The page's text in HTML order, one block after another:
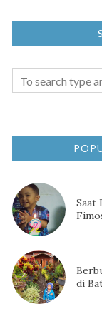
Saat
di